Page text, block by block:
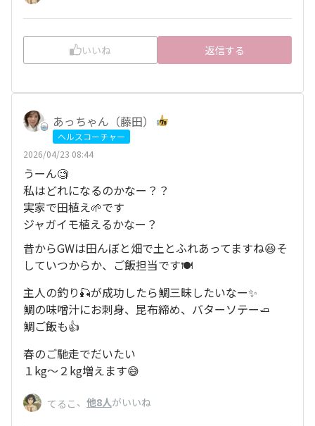
いいね 返信する
あっちゃん（藤田）
ヘルスコーチャー
2026/04/23 08:44
うーん🧐
私はどれになるのかなー？？
実家で田植え🌱です
ジャガイモ植えるかなー？
昔からGWは田んぼと畑で土とふれあってますね😆そ
していつからか、ご飯担当です🍽️
主人の釣り🎣が成功したら鯛三昧したいなー✨
鯛の味噌汁にお刺身、昆布締め、バターソテー🧈
鯛ご飯も👍
春のご馳走でだいたい
１kg〜２kg増えます😅
てるこ 、 他8人がいいね